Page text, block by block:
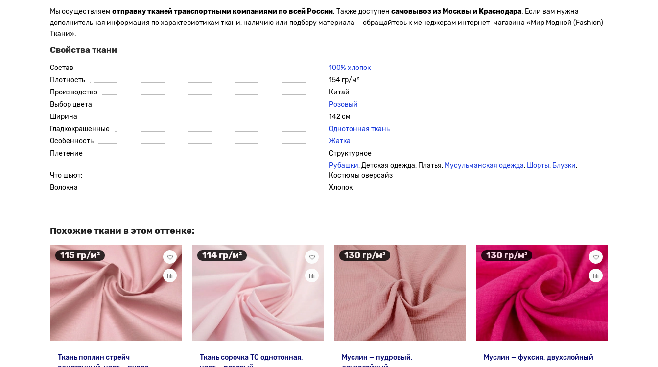
Мы осуществляем отправку тканей транспортными компаниями по всей России. Также доступен самовывоз из Москвы и Краснодара. Если вам нужна
дополнительная информация по характеристикам ткани, наличию или подбору материала — обращайтесь к менеджерам интернет-магазина «Мир Модной (Fashion)
Ткани».
Свойства ткани
Состав
100% хлопок
Плотность
154 гр/м²
Производство
Китай
Выбор цвета
Розовый
Ширина
142 см
Гладкокрашенные
Однотонная ткань
Особенность
Жатка
Плетение
Структурное
Что шьют:
Рубашки, Детская одежда, Платья, Мусульманская одежда, Шорты, Блузки,
Костюмы оверсайз
Волокна
Хлопок
Похожие ткани в этом оттенке:
115 гр/м²
Ткань поплин стрейч
114 гр/м²
Ткань сорочка ТС однотонная,
130 гр/м²
Муслин — пудровый,
130 гр/м²
Муслин — фуксия, двухслойный